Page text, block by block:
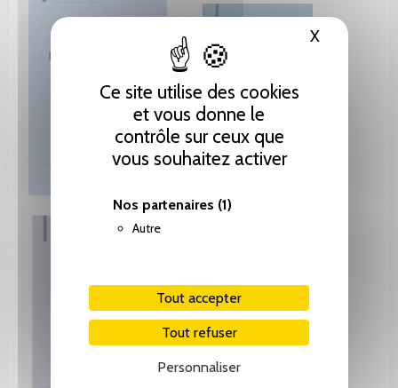
Ce site utilise des cookies
et vous donne le
contrôle sur ceux que
vous souhaitez activer
Nos partenaires (1)
Autre
Tout accepter
Tout refuser
Personnaliser
XMasquer